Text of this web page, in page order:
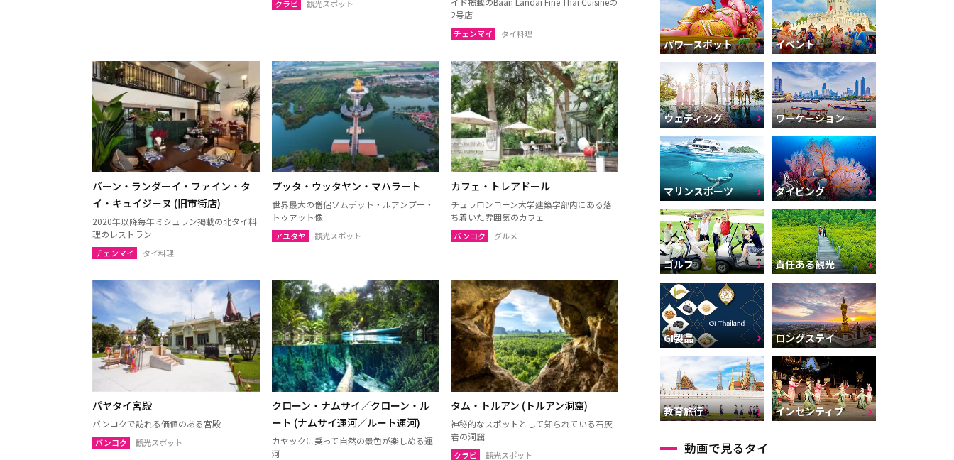
クラビ
ランタ島（クラビ）
トラン
パンガー
カオラック（パンガー）
チュンポーン
ナラーティワート
ナコーンシータマラート
パッターニー
パッタルン
ラノーン
サトゥーン
ソンクラー
スラーターニー
ヤラー
クラビ 観光スポット
2号店
チェンマイ タイ料理
バーン・ランダーイ・ファイン・タ
イ・キュイジーヌ (旧市街店)
2020年以降毎年ミシュラン掲載の北タイ料
理のレストラン
チェンマイ タイ料理
プッタ・ウッタヤン・マハラート
世界最大の僧侶ソムデット・ルアンプー・
トゥアット像
アユタヤ 観光スポット
カフェ・トレアドール
チュラロンコーン大学建築学部内にある落
ち着いた雰囲気のカフェ
バンコク グルメ
パヤタイ宮殿
バンコクで訪れる価値のある宮殿
バンコク 観光スポット
クローン・ナムサイ／クローン・ル
ート (ナムサイ運河／ルート運河)
カヤックに乗って自然の景色が楽しめる運
河
タム・トルアン (トルアン洞窟)
神秘的なスポットとして知られている石灰
岩の洞窟
クラビ 観光スポット
パワースポット イベント
ウェディング ワーケーション
マリンスポーツ ダイビング
ゴルフ 責任ある観光
GI製品 ロングステイ
教育旅行 インセンティブ
動画で見るタイ